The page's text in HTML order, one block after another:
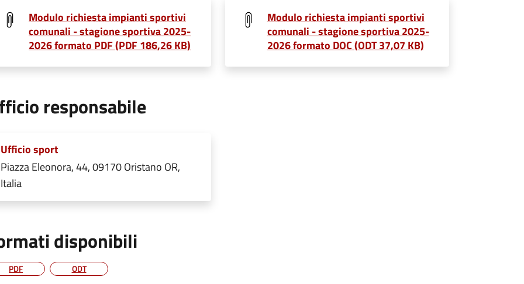
Modulo richiesta impianti sportivi
comunali - stagione sportiva 2025-
2026 formato PDF (PDF 186,26 KB)
Modulo richiesta impianti sportivi
comunali - stagione sportiva 2025-
2026 formato DOC (ODT 37,07 KB)
responsabile
Ufficio sport
Piazza Eleonora, 44, 09170 Oristano OR,
Italia
disponibili
PDF ODT